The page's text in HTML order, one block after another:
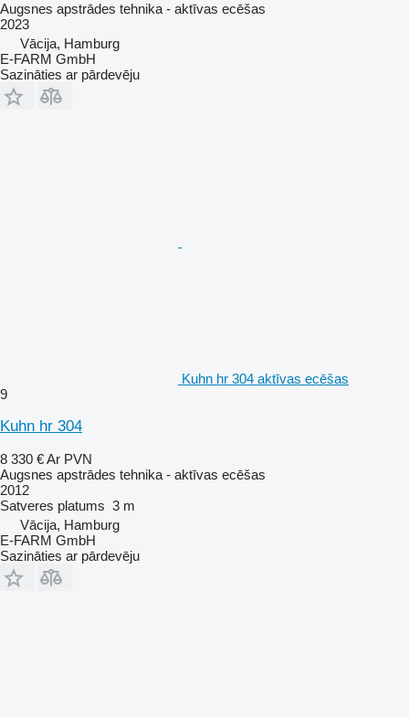
Augsnes apstrādes tehnika - aktīvas ecēšas
2023
Vācija, Hamburg
E-FARM GmbH
Sazināties ar pārdevēju
Kuhn hr 304 aktīvas ecēšas
9
Kuhn hr 304
8 330 €Ar PVN
Augsnes apstrādes tehnika - aktīvas ecēšas
2012
Satveres platums 3 m
Vācija, Hamburg
E-FARM GmbH
Sazināties ar pārdevēju